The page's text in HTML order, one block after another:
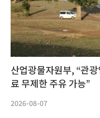
산업광물자원부, “관
료 무제한 주유 가능”
2026-08-07